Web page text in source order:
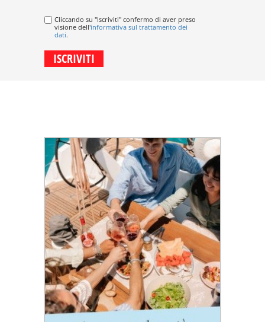
Cliccando su "Iscriviti" confermo di aver preso
visione dell'informativa sul trattamento dei
dati.